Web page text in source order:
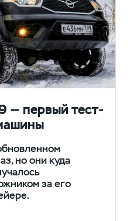
— первый тест-
но они куда
за его